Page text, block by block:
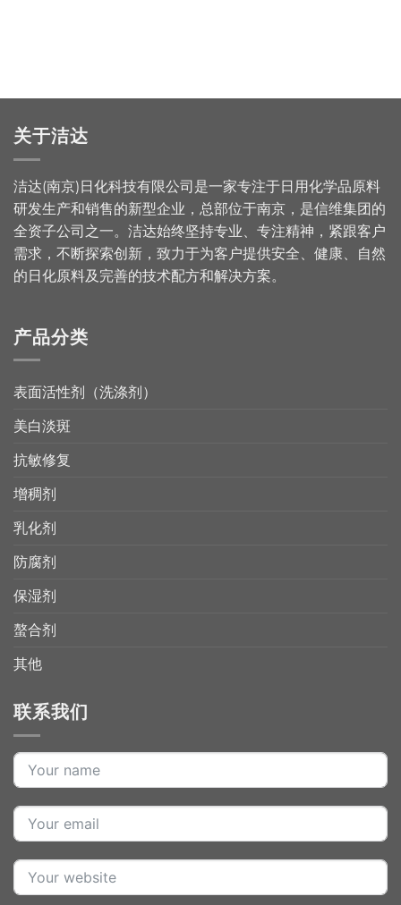
关于洁达
洁达(南京)日化科技有限公司是一家专注于日用化学品原料
研发生产和销售的新型企业，总部位于南京，是信维集团的
全资子公司之一。洁达始终坚持专业、专注精神，紧跟客户
需求，不断探索创新，致力于为客户提供安全、健康、自然
的日化原料及完善的技术配方和解决方案。
产品分类
表面活性剂（洗涤剂）
美白淡斑
抗敏修复
增稠剂
乳化剂
防腐剂
保湿剂
螯合剂
其他
联系我们